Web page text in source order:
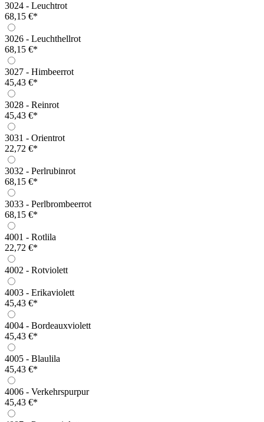
3024 - Leuchtrot
68,15 €*
3026 - Leuchthellrot
68,15 €*
3027 - Himbeerrot
45,43 €*
3028 - Reinrot
45,43 €*
3031 - Orientrot
22,72 €*
3032 - Perlrubinrot
68,15 €*
3033 - Perlbrombeerrot
68,15 €*
4001 - Rotlila
22,72 €*
4002 - Rotviolett
4003 - Erikaviolett
45,43 €*
4004 - Bordeauxviolett
45,43 €*
4005 - Blaulila
45,43 €*
4006 - Verkehrspurpur
45,43 €*